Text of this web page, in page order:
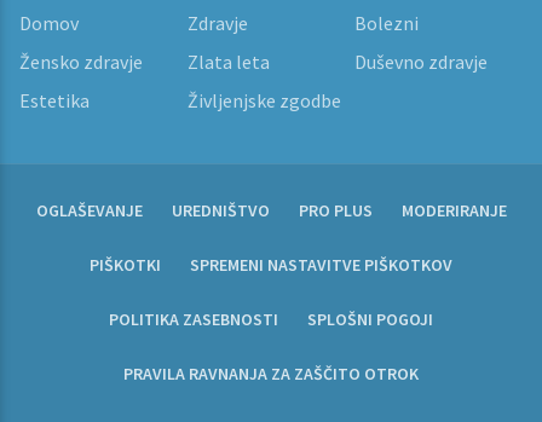
Domov Zdravje
Bolezni
Žensko zdravje
Zlata leta
Duševno zdravje
Estetika
Življenjske zgodbe
OGLAŠEVANJE UREDNIŠTVO PRO PLUS MODERIRANJE
PIŠKOTKI SPREMENI NASTAVITVE PIŠKOTKOV
POLITIKA ZASEBNOSTI SPLOŠNI POGOJI
PRAVILA RAVNANJA ZA ZAŠČITO OTROK